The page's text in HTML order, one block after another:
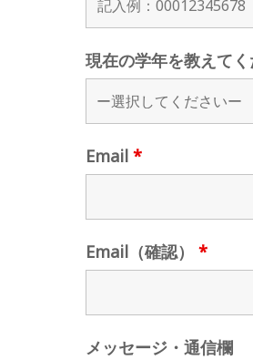
現在の学年を教えて
Email *
Email（確認） *
メッセージ・通信欄